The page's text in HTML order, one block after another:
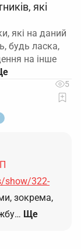
які
які на даний
будь ласка,
на інше
5
show/322-
зокрема,
Ще